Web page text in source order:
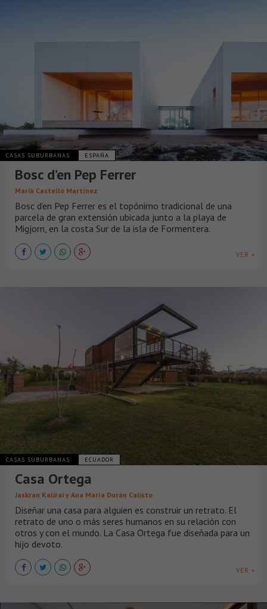
CASAS SUBURBANAS ESPAÑA
Bosc d’en Pep Ferrer
Marià Castelló Martínez
Bosc d’en Pep Ferrer es el topónimo tradicional de una
parcela de gran extensión ubicada junto a la playa de
Migjorn, en la costa Sur de la isla de Formentera.
VER +
CASAS SUBURBANAS ECUADOR
Casa Ortega
Jaskran Kalirai y Ana María Durán Calisto
Diseñar una casa para alguien es construir un retrato. El
retrato de uno o más seres humanos en su relación con
otros y con el mundo. La Casa Ortega fue diseñada para un
hijo devoto.
VER +